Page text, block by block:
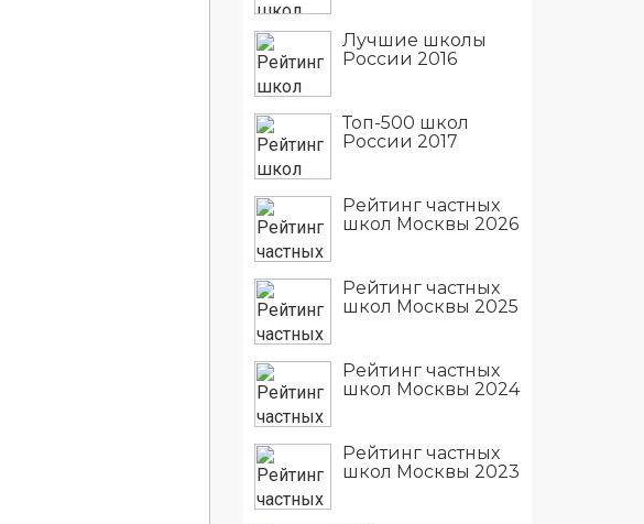
Лучшие школы
России 2016
Топ-500 школ
России 2017
Рейтинг частных
школ Москвы 2026
Рейтинг частных
школ Москвы 2025
Рейтинг частных
школ Москвы 2024
Рейтинг частных
школ Москвы 2023